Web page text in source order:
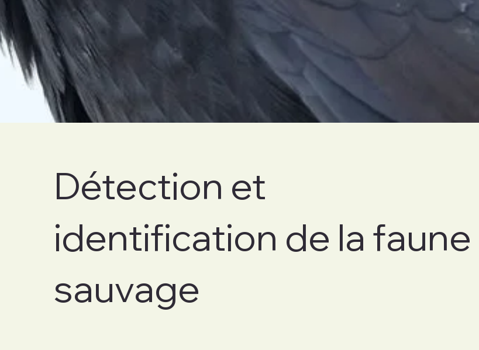
Détection et
identification de la faune
sauvage